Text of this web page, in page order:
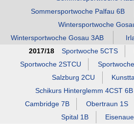
Sommersportwoche Palfau 6B
Wintersportwoche
Wintersportwoche Gosau 3AB
2017/18
Sportwoche 5CTS
Sportwoche 2STCU
Salzburg 2CU
Schikurs Hinterglemm 4CST 6B
Cambridge 7B
Obertraun 1S
Spital 1B